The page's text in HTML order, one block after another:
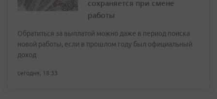
сохраняется при смене
работы
Обратиться за выплатой можно даже в период поиска
новой работы, если в прошлом году был официальный
доход
сегодня, 18:33